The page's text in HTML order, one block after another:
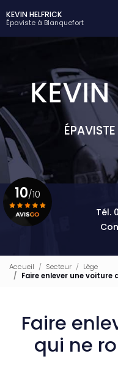
au
contenu
principal
KEVIN HELFRICK
Épaviste à Blanquefort
Tél.
10/10
Accueil Secteur
Lège
Faire enlever une voiture
Faire
qui ne